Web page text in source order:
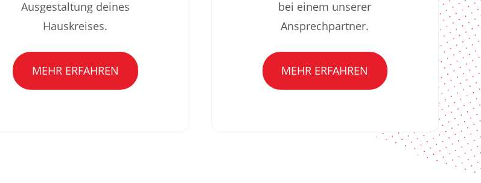
Ausgestaltung deines
Hauskreises.
MEHR ERFAHREN
bei einem unserer
Ansprechpartner.
MEHR ERFAHREN